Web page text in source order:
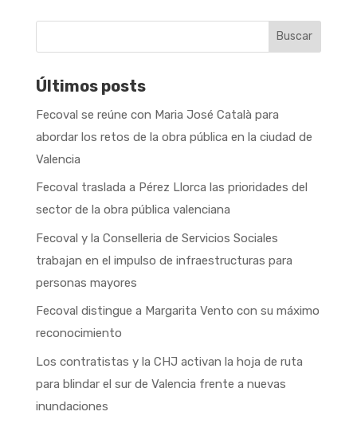
Buscar
Últimos posts
Fecoval se reúne con Maria José Català para
abordar los retos de la obra pública en la ciudad de
Valencia
Fecoval traslada a Pérez Llorca las prioridades del
sector de la obra pública valenciana
Fecoval y la Conselleria de Servicios Sociales
trabajan en el impulso de infraestructuras para
personas mayores
Fecoval distingue a Margarita Vento con su máximo
reconocimiento
Los contratistas y la CHJ activan la hoja de ruta
para blindar el sur de Valencia frente a nuevas
inundaciones